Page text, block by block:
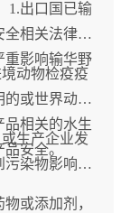
1.出口国已输
全相关法律法
重影响输华野
动物检疫疫
的或世界动物
品相关的水生
品安全。
生产企业发
污染物影响，
或添加剂，